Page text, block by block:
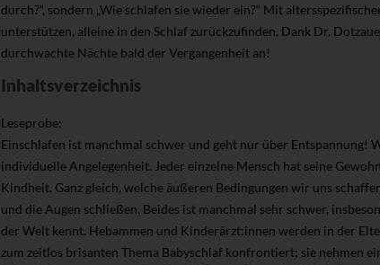
durch?“, sondern „Wie schlafen sie wieder ein?“ Mit
unterstützen, alleine in den Schlaf zurückzufinden. Dank Dr.
durchwachte Nächte bald der Vergangenheit an!
Inhaltsverzeichnis
Leseprobe:
Einschlafen ist manchmal schwer und geht nur über Entspannung!
individuelle Angelegenheit. Jeder einzelne Mensch hat seine
Kindheit. Ganz gleich, welche äußeren Bedingungen wir uns
und die Augen schließen. Beides ist manchmal sehr schwer,
der Welt kennt. Hebammen und Kinderärzt:innen werden in der
zum zeitlos brisanten Thema Babyschlaf konfrontiert; sie nehmen